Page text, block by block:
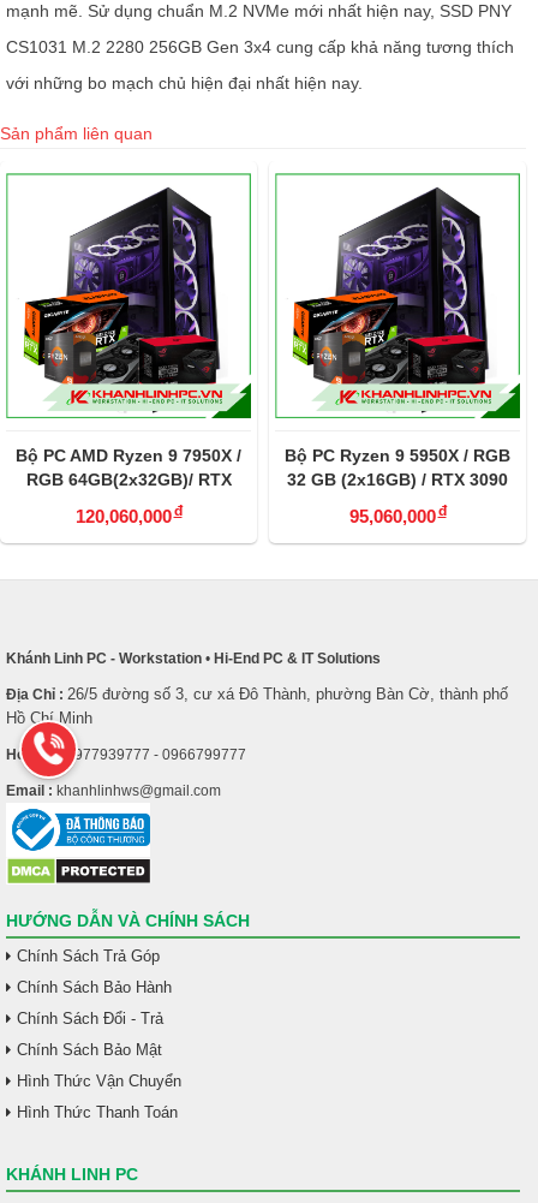
mạnh mẽ. Sử dụng chuẩn M.2 NVMe mới nhất hiện nay, SSD PNY
CS1031 M.2 2280 256GB Gen 3x4 cung cấp khả năng tương thích
với những bo mạch chủ hiện đại nhất hiện nay.
Sản phẩm liên quan
Bộ PC AMD Ryzen 9 7950X /
RGB 64GB(2x32GB)/ RTX
4090 OC edition 24 GB
GDD0R6X
120,060,000đ
Bộ PC Ryzen 9 5950X / RGB
32 GB (2x16GB) / RTX 3090
Gaming OC edition 24G
95,060,000đ
Khánh Linh PC - Workstation • Hi-End PC & IT Solutions
Địa Chỉ : 26/5 đường số 3, cư xá Đô Thành, phường Bàn Cờ, thành phố
Hồ Chí Minh
Hotline :0977939777 - 0966799777
Email : khanhlinhws@gmail.com
HƯỚNG DẪN VÀ CHÍNH SÁCH
Chính Sách Trả Góp
Chính Sách Bảo Hành
Chính Sách Đổi - Trả
Chính Sách Bảo Mật
Hình Thức Vận Chuyển
Hình Thức Thanh Toán
KHÁNH LINH PC